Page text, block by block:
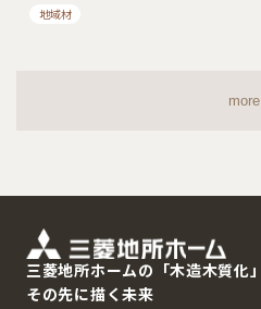
地域材
more
三菱地所ホームの「木造木質化」
その先に描く未来